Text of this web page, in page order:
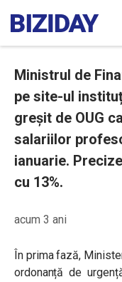
Ministrul de
pe site-ul
greșit de OUG
salariilor
ianuarie.
cu 13%.
acum 3 ani
În prima fază,
ordonanță de